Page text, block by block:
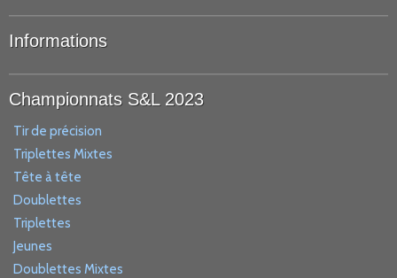
Informations
Championnats S&L 2023
Tir de précision
Triplettes Mixtes
Tête à tête
Doublettes
Triplettes
Jeunes
Doublettes Mixtes